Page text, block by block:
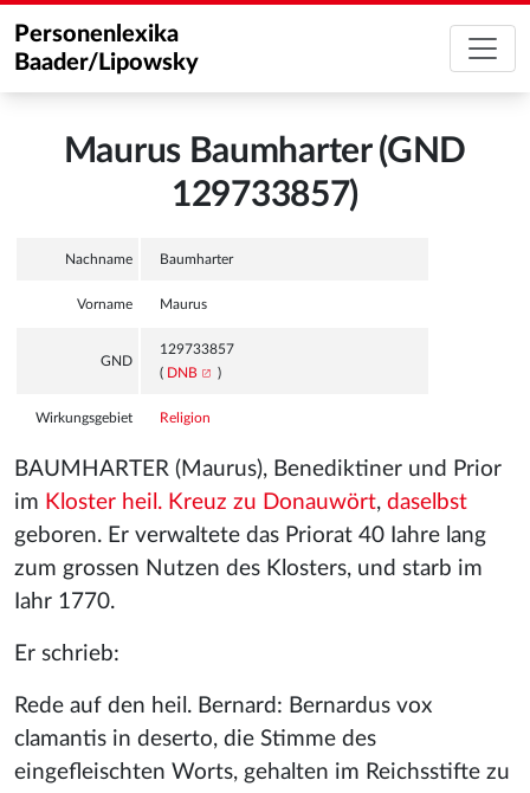
Personenlexika
Baader/Lipowsky
Maurus Baumharter (GND
129733857)
Nachname Baumharter
Vorname Maurus
GND
129733857
( DNB )
Wirkungsgebiet Religion
BAUMHARTER (Maurus), Benediktiner und Prior
im Kloster heil. Kreuz zu Donauwört, daselbst
geboren. Er verwaltete das Priorat 40 Iahre lang
zum grossen Nutzen des Klosters, und starb im
Iahr 1770.
Er schrieb:
Rede auf den heil. Bernard: Bernardus vox
clamantis in deserto, die Stimme des
eingefleischten Worts, gehalten im Reichsstifte zu